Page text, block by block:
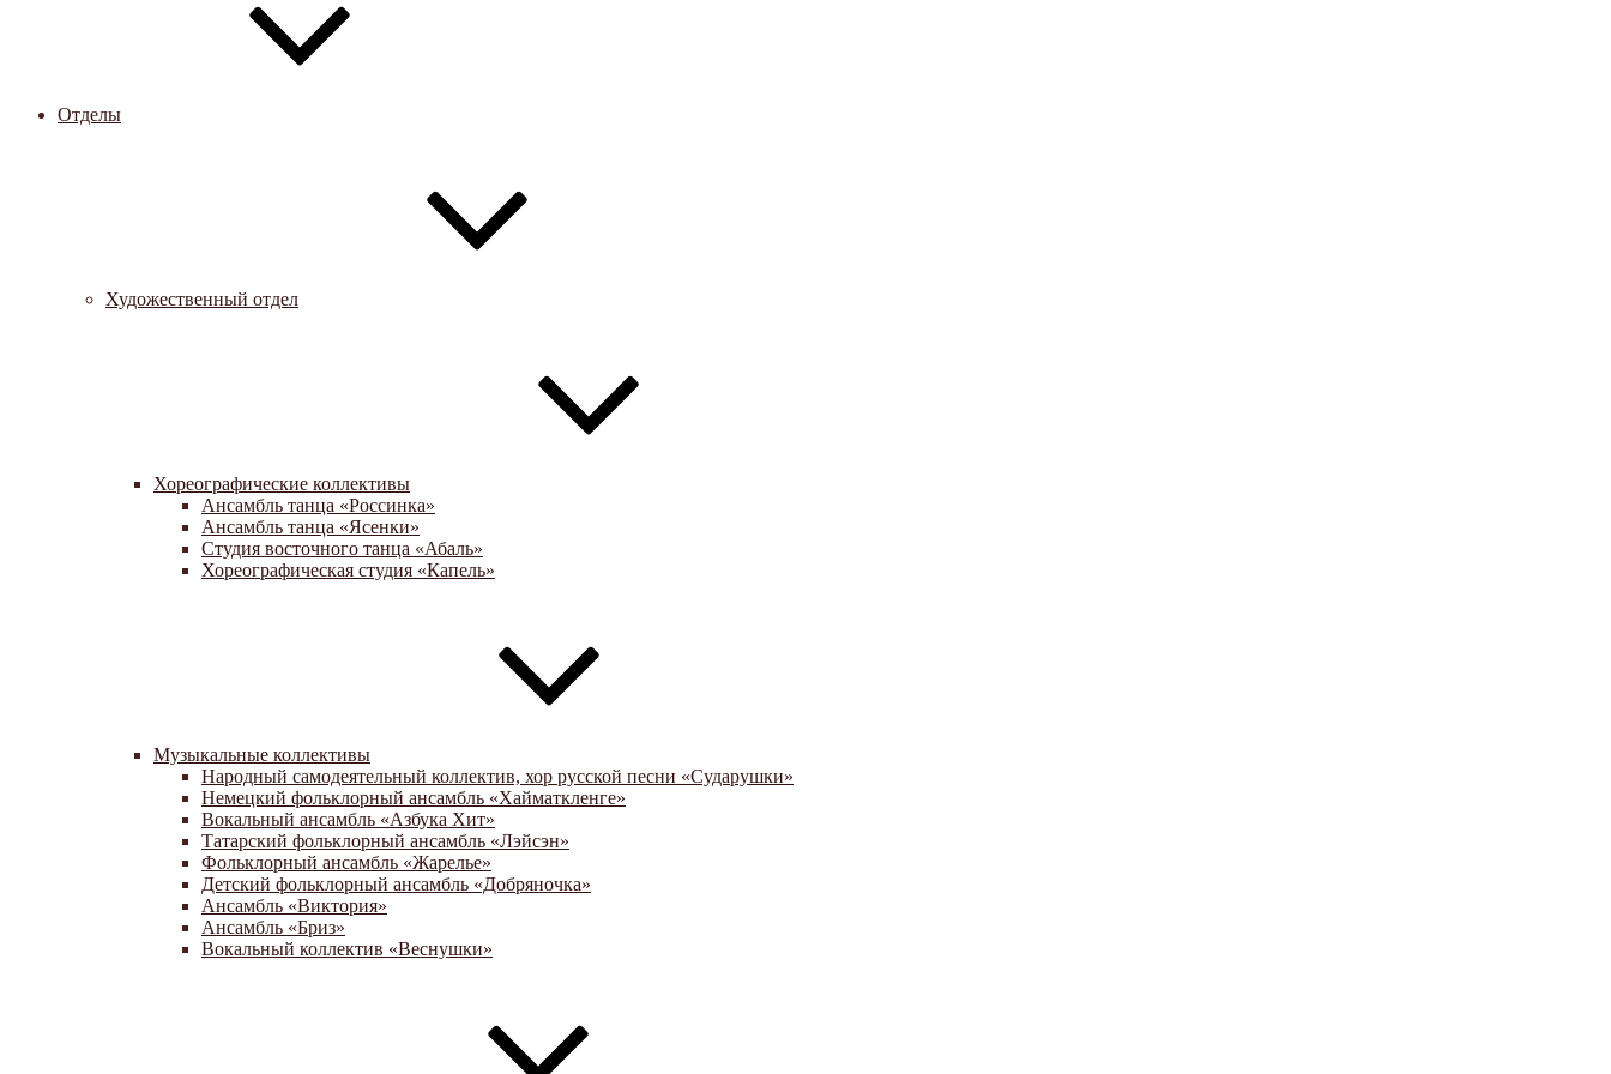
Отделы
Художественный отдел
Хореографические коллективы
Ансамбль танца «Россинка»
Ансамбль танца «Ясенки»
Студия восточного танца «Абаль»
Хореографическая студия «Капель»
Музыкальные коллективы
Народный самодеятельный коллектив, хор русской песни «Сударушки»
Немецкий фольклорный ансамбль «Хайматкленге»
Вокальный ансамбль «Азбука Хит»
Татарский фольклорный ансамбль «Лэйсэн»
Фольклорный ансамбль «Жарелье»
Детский фольклорный ансамбль «Добряночка»
Ансамбль «Виктория»
Ансамбль «Бриз»
Вокальный коллектив «Веснушки»